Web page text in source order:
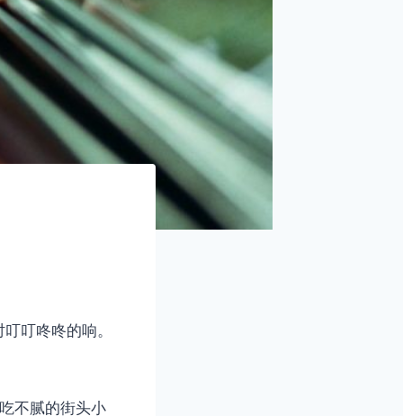
叮咚咚的响。
不腻的街头小